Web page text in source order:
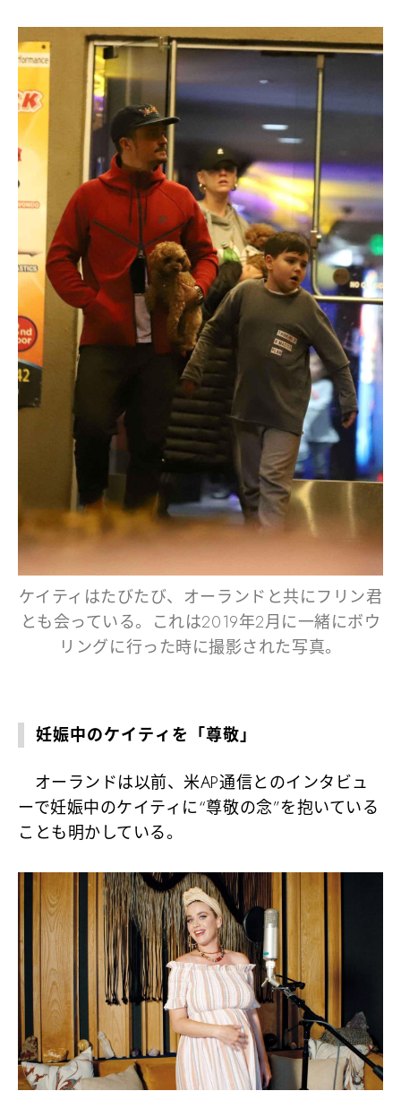
ケイティはたびたび、オーランドと共にフリン君
とも会っている。これは2019年2月に一緒にボウ
リングに行った時に撮影された写真。
妊娠中のケイティを「尊敬」
オーランドは以前、米AP通信とのインタビュ
ーで妊娠中のケイティに“尊敬の念”を抱いている
ことも明かしている。